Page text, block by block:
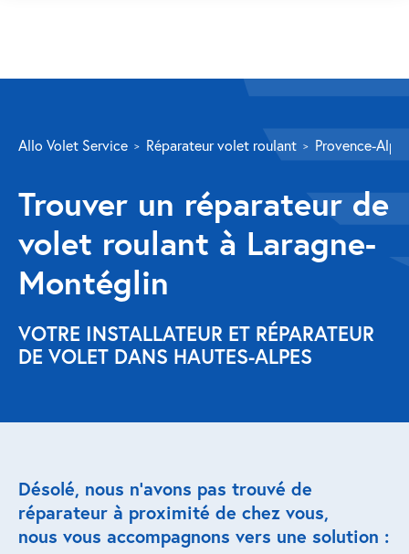
Volet roulant
Réparation
Volet roulant Velux
Au-delà de la fenêtre
Réparation store banne
Réparation portail
Modernisation et domotique
Centralisation volets roulants
Allo Volet Service Réparateur volet roulant Provence-
Trouver un réparateur de
volet roulant à Laragne-
Montéglin
VOTRE INSTALLATEUR ET RÉPARATEUR
DE VOLET DANS HAUTES-ALPES
Désolé, nous n’avons pas trouvé de
réparateur à proximité de chez vous,
nous vous accompagnons vers une solution :